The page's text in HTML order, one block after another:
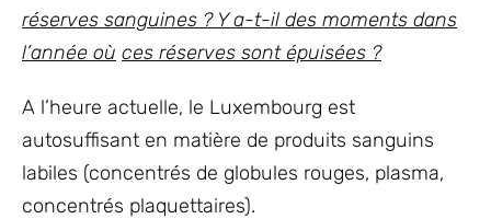
réserves sanguines ? Y a-t-il des moments dans
l’année où ces réserves sont épuisées ?
A l’heure actuelle, le Luxembourg est
autosuffisant en matière de produits sanguins
labiles (concentrés de globules rouges, plasma,
concentrés plaquettaires).